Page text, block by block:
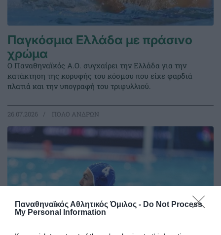
Παναθηναϊκός Αθλητικός Όμιλος - Do Not Process
My Personal Information
Παγκόσμια Ελλάδα με πράσινο
χρώμα
Ο Παναθηναϊκός Α.Ο. συγχαίρει την Ελλάδα για την
κατάκτηση της κορυφής του κόσμου που είχε φαρδιά
πλατιά και την υπογραφή του τριφυλλιού.
26.07.2026 ΠΟΛΟ ΑΝΔΡΩΝ